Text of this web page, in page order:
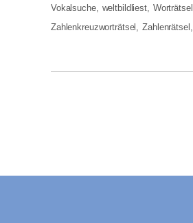
Vokalsuche
weltbildliest Worträtsel
Zahlenkreuzworträtsel
Zahlenrätsel